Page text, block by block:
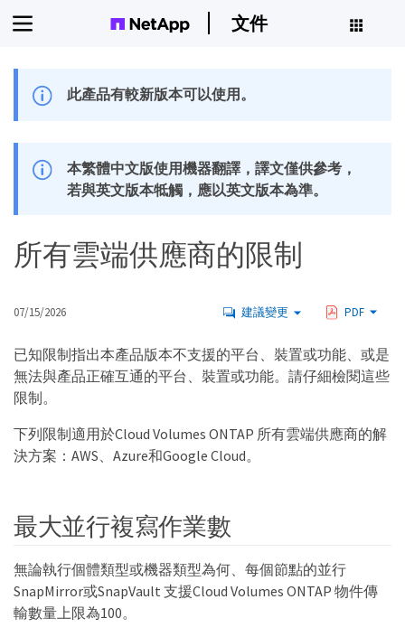
文件
此產品有較新版本可以使用。
本繁體中文版使用機器翻譯，譯文僅供參考，
若與英文版本牴觸，應以英文版本為準。
所有雲端供應商的限制
07/15/2026 建議變更 PDF
已知限制指出本產品版本不支援的平台、裝置或功能、或是
無法與產品正確互通的平台、裝置或功能。請仔細檢閱這些
限制。
下列限制適用於Cloud Volumes ONTAP 所有雲端供應商的解
決方案：AWS、Azure和Google Cloud。
最大並行複寫作業數
無論執行個體類型或機器類型為何、每個節點的並行
SnapMirror或SnapVault 支援Cloud Volumes ONTAP 物件傳
輸數量上限為100。